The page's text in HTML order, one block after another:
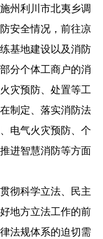
州利川市北夷乡调
安全情况，前往凉
基地建设以及消防
分个体工商户的消
灾预防、处置等工
制定、落实消防法
电气火灾预防、个
进智慧消防等方面
彻科学立法、民主
地方立法工作的前
法规体系的迫切需